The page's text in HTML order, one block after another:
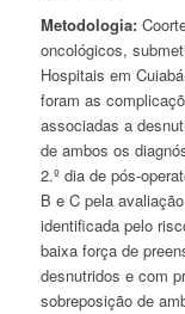
Metodologia:
oncológicos,
Hospitais em
foram as
associadas a
de ambos os
2.º dia de pós-
B e C pela
identificada pelo
baixa força de
desnutridos e com
sobreposição de